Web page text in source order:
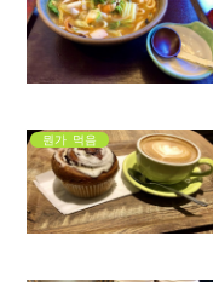
뭔가 먹음